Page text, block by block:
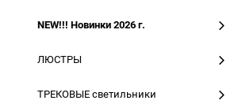
NEW!!! Новинки 2026 г.
ЛЮСТРЫ
ТРЕКОВЫЕ светильники